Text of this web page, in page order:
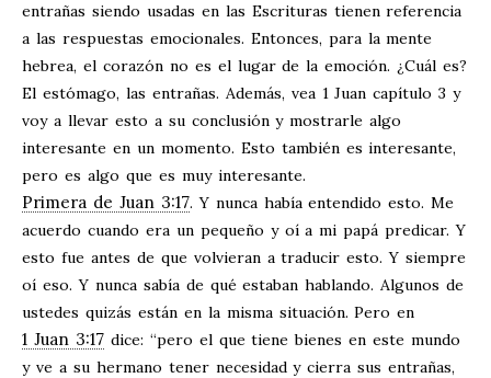
entrañas siendo usadas en las Escrituras tienen referencia
a las respuestas emocionales. Entonces, para la mente
hebrea, el corazón no es el lugar de la emoción. ¿Cuál es?
El estómago, las entrañas. Además, vea 1 Juan capítulo 3 y
voy a llevar esto a su conclusión y mostrarle algo
interesante en un momento. Esto también es interesante,
pero es algo que es muy interesante.
Primera de Juan 3:17. Y nunca había entendido esto. Me
acuerdo cuando era un pequeño y oí a mi papá predicar. Y
esto fue antes de que volvieran a traducir esto. Y siempre
oí eso. Y nunca sabía de qué estaban hablando. Algunos de
ustedes quizás están en la misma situación. Pero en
1 Juan 3:17dice: “pero el que tiene bienes en este mundo
y ve a su hermano tener necesidad y cierra sus entrañas,